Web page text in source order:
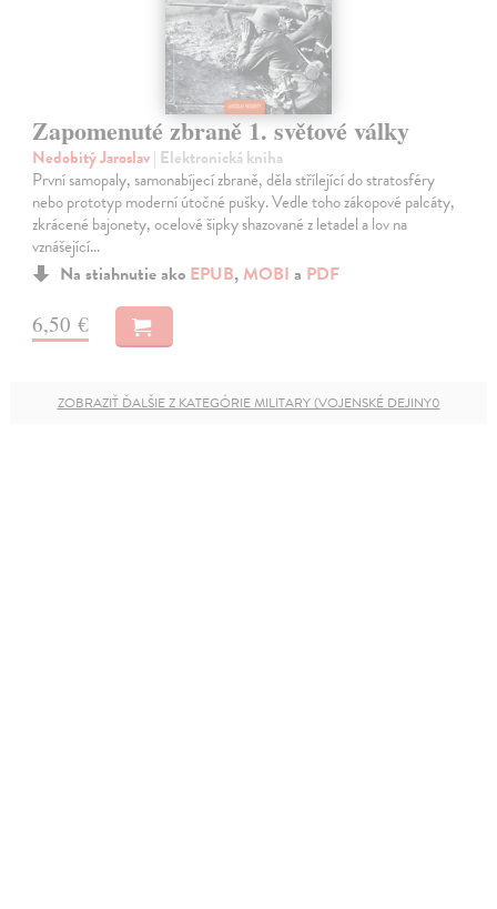
Zapomenuté zbraně 1. světové války
Nedobitý Jaroslav| Elektronická kniha
První samopaly, samonabíjecí zbraně, děla střílející do stratosféry
nebo prototyp moderní útočné pušky. Vedle toho zákopové palcáty,
zkrácené bajonety, ocelové šipky shazované z letadel a lov na
vznášející…
Na stiahnutie ako EPUB, MOBI a PDF
6,50 €
ZOBRAZIŤ ĎALŠIE Z KATEGÓRIE MILITARY (VOJENSKÉ DEJINY0